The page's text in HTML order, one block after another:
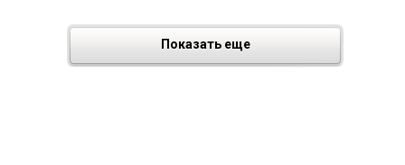
Показать еще